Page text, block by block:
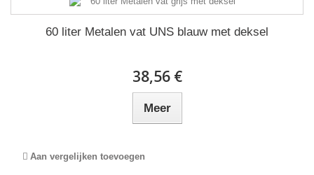
60 liter Metalen vat UNS blauw met deksel
38,56 €
Meer
Aan vergelijken toevoegen